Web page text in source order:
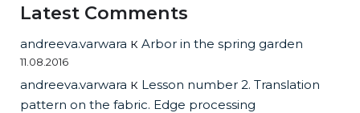
Latest Comments
andreeva.varwara к Arbor in the spring garden
11.08.2016
andreeva.varwara к Lesson number 2. Translation
pattern on the fabric. Edge processing